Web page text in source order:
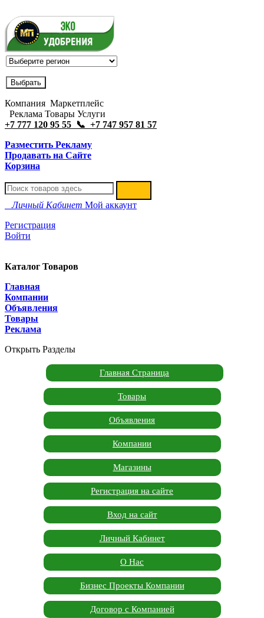
Компания Маркетплейс
Реклама Товары Услуги
+7 777 120 95 55 📞 +7 747 957 81 57
Разместить Рекламу
Продавать на Сайте
Корзина
Личный Кабинет Мой аккаунт
Регистрация
Войти
Каталог Товаров
Главная
Компании
Объявления
Товары
Реклама
Открыть Разделы
Главная Страница
Товары
Объявления
Компании
Магазины
Регистрация на сайте
Вход на сайт
Личный Кабинет
О Нас
Бизнес Проекты Компании
Договор с Компанией